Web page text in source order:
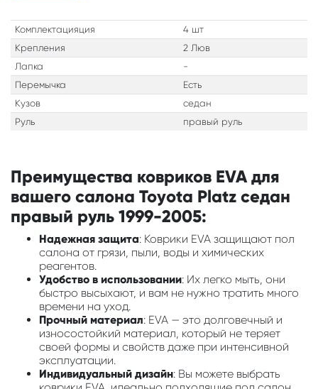
Комплектацияция
4 шт
Крепления
2 Люв
Лапка
-
Перемычка
Есть
Кузов
седан
Руль
правый руль
Преимущества ковриков EVA для
вашего салона Toyota Platz седан
правый руль 1999-2005:
Надежная защита: Коврики EVA защищают пол
салона от грязи, пыли, воды и химических
реагентов.
Удобство в использовании: Их легко мыть, они
быстро высыхают, и вам не нужно тратить много
времени на уход.
Прочный материал: EVA — это долговечный и
износостойкий материал, который не теряет
своей формы и свойств даже при интенсивной
эксплуатации.
Индивидуальный дизайн: Вы можете выбрать